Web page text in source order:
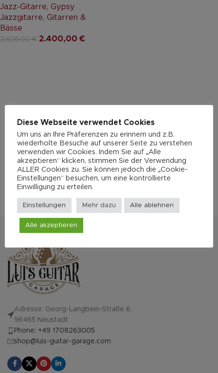
Jazz-Gitarre, Gypsy
Jazzgitarre, Gitarren &
Bässe
2.626,00€ 2.400,00 €
Adresse: Georg-Langbein-Straße 6,
96465 Neustadt
Phone: +49 1708263005
shop@luis-guitar-garage.com
Diese Webseite verwendet Cookies
Um uns an Ihre Präferenzen zu erinnern und z.B.
wiederholte Besuche auf unserer Seite zu verstehen
verwenden wir Cookies. Indem Sie auf „Alle
akzeptieren“ klicken, stimmen Sie der Verwendung
ALLER Cookies zu. Sie können jedoch die „Cookie-
Einstellungen“ besuchen, um eine kontrollierte
Einwilligung zu erteilen.
Einstellungen Mehr dazu Alle ablehnen
Alle akzeptieren